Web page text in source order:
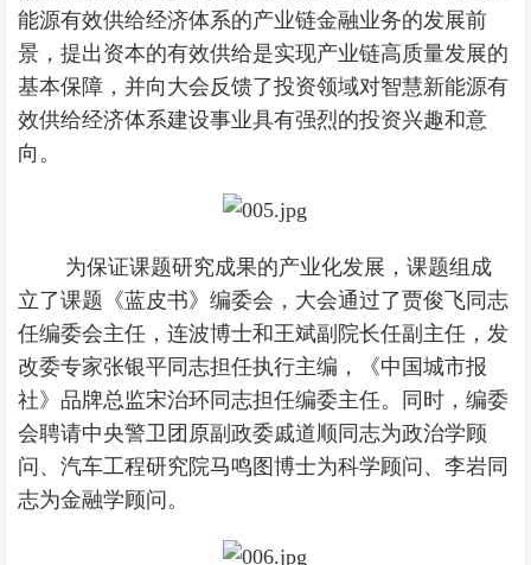
能源有效供给经济体系的产业链金融业务的发展前
景，提出资本的有效供给是实现产业链高质量发展的
基本保障，并向大会反馈了投资领域对智慧新能源有
效供给经济体系建设事业具有强烈的投资兴趣和意
向。
为保证课题研究成果的产业化发展，课题组成
立了课题《蓝皮书》编委会，大会通过了贾俊飞同志
任编委会主任，连波博士和王斌副院长任副主任，发
改委专家张银平同志担任执行主编，《中国城市报
社》品牌总监宋治环同志担任编委主任。同时，编委
会聘请中央警卫团原副政委戚道顺同志为政治学顾
问、汽车工程研究院马鸣图博士为科学顾问、李岩同
志为金融学顾问。